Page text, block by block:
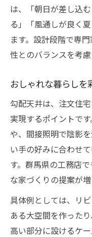
は、「朝日が差し込
る」「風通しが良く
ます。設計段階で専
性とのバランスを考慮
おしゃれな暮らしを
勾配天井は、注文住
実現するポイントで
や、間接照明で陰影
い手の好みに合わせ
す。群馬県の工務店
な家づくりの提案が増
具体例としては、リ
ある大空間を作った
高い部分に設けるケ